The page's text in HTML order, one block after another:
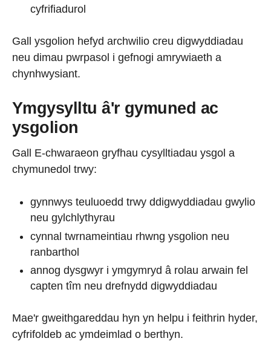
cyfrifiadurol
Gall ysgolion hefyd archwilio creu digwyddiadau
neu dimau pwrpasol i gefnogi amrywiaeth a
chynhwysiant.
Ymgysylltu â'r gymuned ac
ysgolion
Gall E-chwaraeon gryfhau cysylltiadau ysgol a
chymunedol trwy:
gynnwys teuluoedd trwy ddigwyddiadau gwylio
neu gylchlythyrau
cynnal twrnameintiau rhwng ysgolion neu
ranbarthol
annog dysgwyr i ymgymryd â rolau arwain fel
capten tîm neu drefnydd digwyddiadau
Mae'r gweithgareddau hyn yn helpu i feithrin hyder,
cyfrifoldeb ac ymdeimlad o berthyn.